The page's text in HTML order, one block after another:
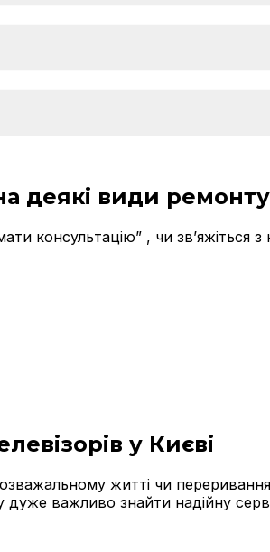
деякі види ремонту
консультацію” , чи
у Києві
житті чи
важливо знайти надійну